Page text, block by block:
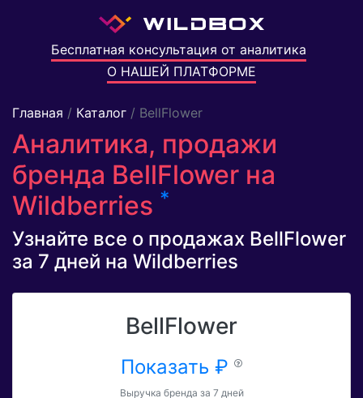
Бесплатная консультация от аналитика
О НАШЕЙ ПЛАТФОРМЕ
Главная / Каталог / BellFlower
Аналитика, продажи
бренда BellFlower на
Wildberries *
Узнайте все о продажах BellFlower
за 7 дней на Wildberries
BellFlower
Показать ₽
Выручка бренда за 7 дней